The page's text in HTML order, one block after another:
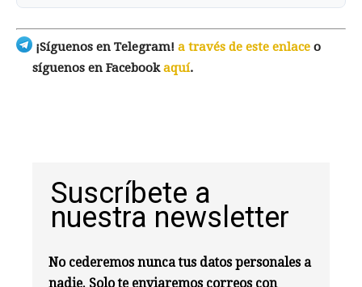
¡Síguenos en Telegram! a través de este enlace o
síguenos en Facebookaquí.
Suscríbete a
nuestra newsletter
No cederemos nunca tus datos personales a
nadie. Solo te enviaremos correos con